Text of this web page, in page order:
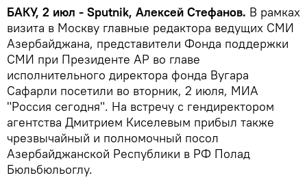
БАКУ, 2 июл - Sputnik, Алексей Стефанов. В рамках
визита в Москву главные редактора ведущих СМИ
Азербайджана, представители Фонда поддержки
СМИ при Президенте АР во главе
исполнительного директора фонда Вугара
Сафарли посетили во вторник, 2 июля, МИА
"Россия сегодня". На встречу с гендиректором
агентства Дмитрием Киселевым прибыл также
чрезвычайный и полномочный посол
Азербайджанской Республики в РФ Полад
Бюльбюльоглу.